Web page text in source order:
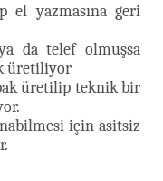
el yazmasına geri
da telef olmuşsa
üretiliyor
üretilip teknik bir
için asitsiz